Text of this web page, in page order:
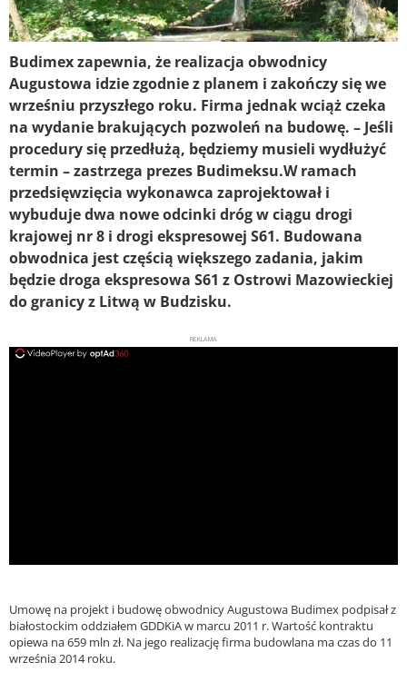
Budimex zapewnia, że realizacja obwodnicy
Augustowa idzie zgodnie z planem i zakończy się we
wrześniu przyszłego roku. Firma jednak wciąż czeka
na wydanie brakujących pozwoleń na budowę. – Jeśli
procedury się przedłużą, będziemy musieli wydłużyć
termin – zastrzega prezes Budimeksu.W ramach
przedsięwzięcia wykonawca zaprojektował i
wybuduje dwa nowe odcinki dróg w ciągu drogi
krajowej nr 8 i drogi ekspresowej S61. Budowana
obwodnica jest częścią większego zadania, jakim
będzie droga ekspresowa S61 z Ostrowi Mazowieckiej
do granicy z Litwą w Budzisku.
REKLAMA
Umowę na projekt i budowę obwodnicy Augustowa Budimex podpisał z
białostockim oddziałem GDDKiA w marcu 2011 r. Wartość kontraktu
opiewa na 659 mln zł. Na jego realizację firma budowlana ma czas do 11
września 2014 roku.